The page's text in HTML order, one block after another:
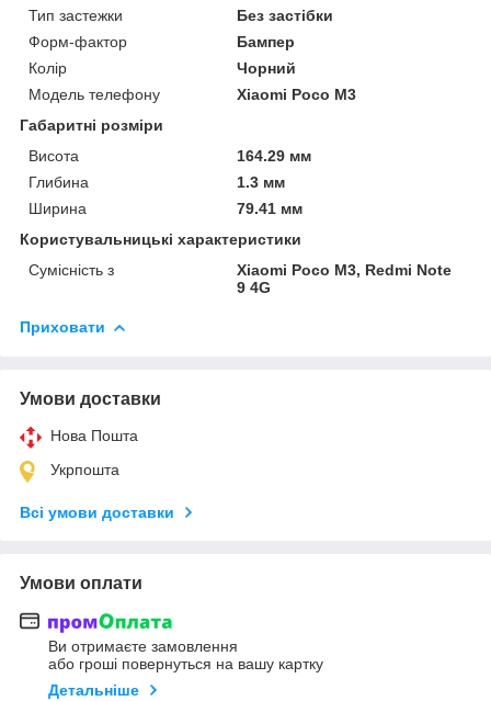
Тип застежки
Без застібки
Форм-фактор
Бампер
Колір
Чорний
Модель телефону
Xiaomi Poco M3
Габаритні розміри
Висота
164.29 мм
Глибина
1.3 мм
Ширина
79.41 мм
Користувальницькі характеристики
Сумісність з
Xiaomi Poco M3, Redmi Note
9 4G
Приховати
Умови доставки
Нова Пошта
Укрпошта
Всі умови доставки
Умови оплати
Ви отримаєте замовлення
або гроші повернуться на вашу картку
Детальніше